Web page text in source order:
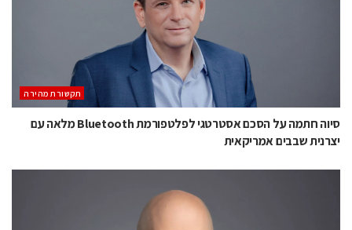
תקשורת מהירה
סיוה חתמה על הסכם אסטרטגי לפלטפורמת Bluetooth מלאה עם
יצרנית שבבים אמריקאית